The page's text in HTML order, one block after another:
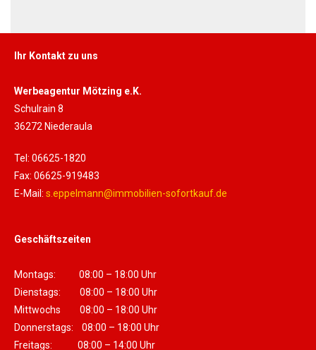
Ihr Kontakt zu uns
Werbeagentur Mötzing e.K.
Schulrain 8
36272 Niederaula
Tel: 06625-1820
Fax: 06625-919483
E-Mail: s.eppelmann@immobilien-sofortkauf.de
Geschäftszeiten
Montags: 08:00 – 18:00 Uhr
Dienstags: 08:00 – 18:00 Uhr
Mittwochs 08:00 – 18:00 Uhr
Donnerstags: 08:00 – 18:00 Uhr
Freitags: 08:00 – 14:00 Uhr